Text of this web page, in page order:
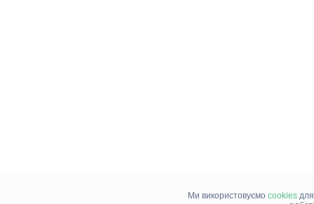
Ми використовуємо cookies